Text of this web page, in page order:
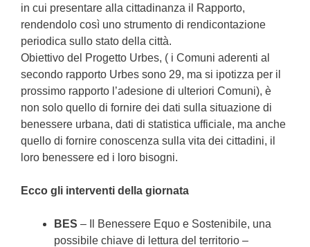
in cui presentare alla cittadinanza il Rapporto,
rendendolo così uno strumento di rendicontazione
periodica sullo stato della città.
Obiettivo del Progetto Urbes, ( i Comuni aderenti al
secondo rapporto Urbes sono 29, ma si ipotizza per il
prossimo rapporto l’adesione di ulteriori Comuni), è
non solo quello di fornire dei dati sulla situazione di
benessere urbana, dati di statistica ufficiale, ma anche
quello di fornire conoscenza sulla vita dei cittadini, il
loro benessere ed i loro bisogni.
Ecco gli interventi della giornata
BES – Il Benessere Equo e Sostenibile, una
possibile chiave di lettura del territorio –